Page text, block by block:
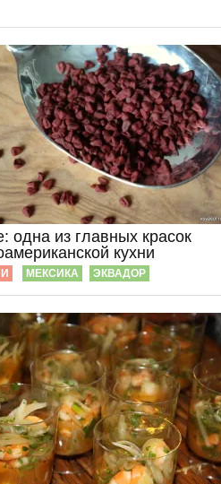
одна из главных красок
кухни
МЕКСИКА ЭКВАДОР